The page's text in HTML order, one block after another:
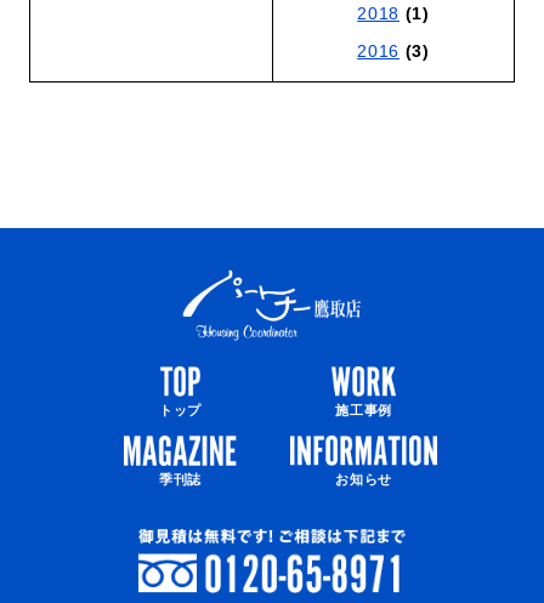
2018 (1)
2016 (3)
トップ 施工事例
季刊誌 お知らせ